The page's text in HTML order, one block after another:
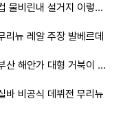
뭉치다
물비린내 설거지 이렇게 하
리뉴 레알 주장 발베르데
산 해안가 대형 거북이 소원·
바 비공식 데뷔전 무리뉴